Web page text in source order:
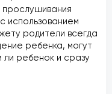
использованием
родители всегда
ребенка, могут
ли ребенок и сразу